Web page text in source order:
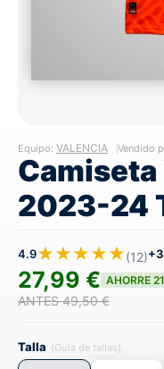
Equipo: VALENCIA Vendido
2023-24
4.9★★★★★(12)
27,99 € AHORRE
ANTES 49,50 €
Talla (Guía de tallas)